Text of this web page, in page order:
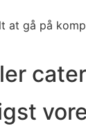
at gå på